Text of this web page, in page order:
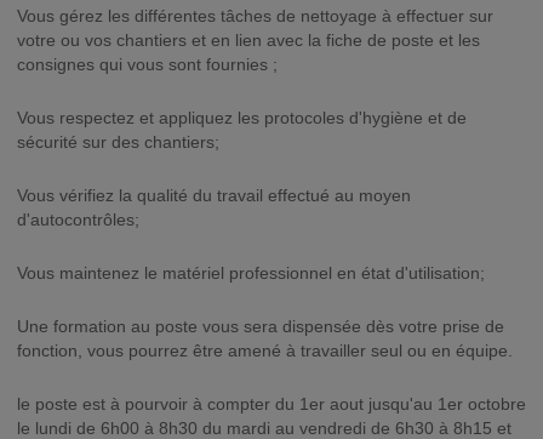
Vous gérez les différentes tâches de nettoyage à effectuer sur
votre ou vos chantiers et en lien avec la fiche de poste et les
consignes qui vous sont fournies ;
Vous respectez et appliquez les protocoles d'hygiène et de
sécurité sur des chantiers;
Vous vérifiez la qualité du travail effectué au moyen
d'autocontrôles;
Vous maintenez le matériel professionnel en état d'utilisation;
Une formation au poste vous sera dispensée dès votre prise de
fonction, vous pourrez être amené à travailler seul ou en équipe.
le poste est à pourvoir à compter du 1er aout jusqu'au 1er octobre
le lundi de 6h00 à 8h30 du mardi au vendredi de 6h30 à 8h15 et